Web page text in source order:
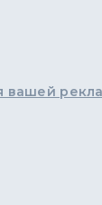
вашей